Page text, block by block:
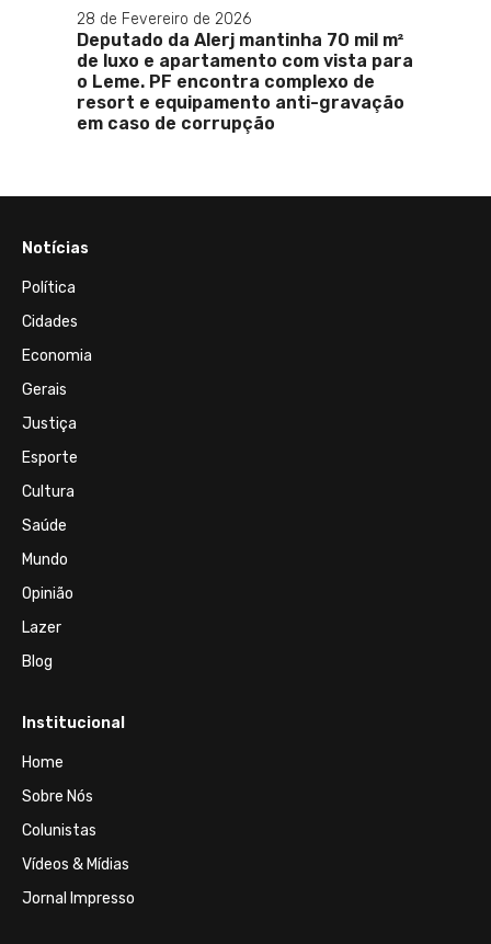
28 de Fevereiro de 2026
Deputado da Alerj mantinha 70 mil m²
de luxo e apartamento com vista para
o Leme. PF encontra complexo de
resort e equipamento anti-gravação
em caso de corrupção
Notícias
Política
Cidades
Economia
Gerais
Justiça
Esporte
Cultura
Saúde
Mundo
Opinião
Lazer
Blog
Institucional
Home
Sobre Nós
Colunistas
Vídeos & Mídias
Jornal Impresso